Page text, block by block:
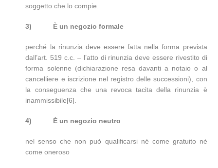
soggetto che lo compie.
3) È un negozio formale
perché la rinunzia deve essere fatta nella forma prevista
dall’art. 519 c.c. – l’atto di rinunzia deve essere rivestito di
forma solenne (dichiarazione resa davanti a notaio o al
cancelliere e iscrizione nel registro delle successioni), con
la conseguenza che una revoca tacita della rinunzia è
inammissibile[6].
4) È un negozio neutro
nel senso che non può qualificarsi né come gratuito né
come oneroso